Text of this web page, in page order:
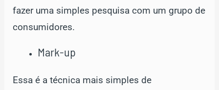
fazer uma simples pesquisa com um grupo de
consumidores.
Mark-up
Essa é a técnica mais simples de